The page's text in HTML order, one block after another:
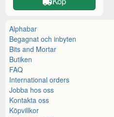
Alphabar
Begagnat och inbyten
Bits and Mortar
Butiken
FAQ
International orders
Jobba hos oss
Kontakta oss
Köpvillkor